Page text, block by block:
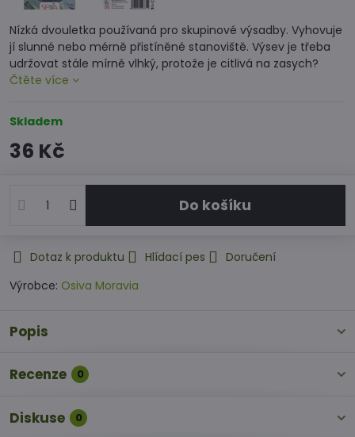
Nízká dvouletka používaná pro skupinové výsadby. Vyhovuje
jí slunné nebo mérně přistíněné stanoviště. Výsev je třeba
udržovat stále mírně vlhký, protože je citlivá na zasych?
Čtěte více
Skladem
36 Kč
Do košíku
Dotaz k produktu Hlídací pes
Doručení
Výrobce: Osiva Moravia
Popis
Recenze 0
Diskuse 0